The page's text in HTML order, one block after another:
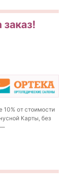
10% от стоимости
Карты, без
—